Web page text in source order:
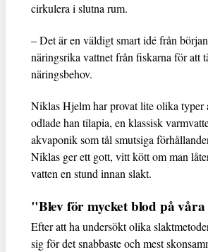
cirkulera i slutna rum.
– Det är en väldigt smart idé från
näringsrika vattnet från fiskarna för att
näringsbehov.
Niklas Hjelm har provat lite olika typer
odlade han tilapia, en klassisk
akvaponik som tål smutsiga
Niklas ger ett gott, vitt kött om man
vatten en stund innan slakt.
"Blev för mycket blod på
Efter att ha undersökt olika
sig för det snabbaste och mest